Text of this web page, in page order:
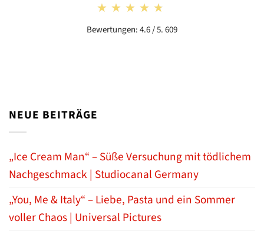
★★★★★
★★★★★
Bewertungen: 4.6 / 5. 609
NEUE BEITRÄGE
„Ice Cream Man“ – Süße Versuchung mit tödlichem
Nachgeschmack | Studiocanal Germany
„You, Me & Italy“ – Liebe, Pasta und ein Sommer
voller Chaos | Universal Pictures